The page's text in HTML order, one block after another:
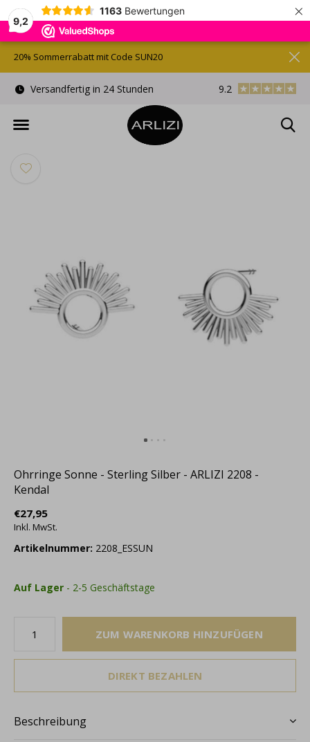
9,2
1163 Bewertungen ×
Versandfertig in 24 Stunden Kostenlose
9.2
20% Sommerrabatt mit Code SUN20
Ohrringe Sonne - Sterling Silber - ARLIZI 2208 -
Kendal
€27,95
Inkl. MwSt.
Artikelnummer: 2208_ESSUN
Auf Lager - 2-5 Geschäftstage
ZUM WARENKORB HINZUFÜGEN
DIREKT BEZAHLEN
Beschreibung